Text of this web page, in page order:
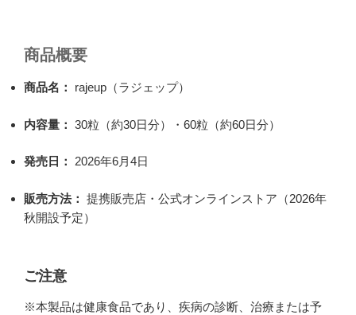
商品概要
商品名： rajeup（ラジェップ）
内容量： 30粒（約30日分）・60粒（約60日分）
発売日： 2026年6月4日
販売方法： 提携販売店・公式オンラインストア（2026年
秋開設予定）
ご注意
※本製品は健康食品であり、疾病の診断、治療または予